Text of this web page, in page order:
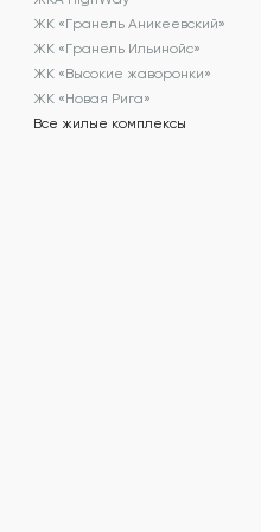
ЖК «Гранель Аникеевский»
ЖК «Гранель Ильинойс»
ЖК «Высокие жаворонки»
ЖК «Новая Рига»
Все жилые комплексы